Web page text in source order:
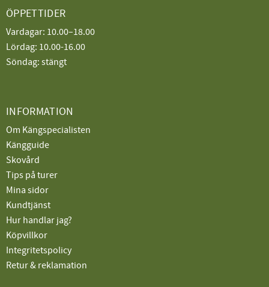
ÖPPETTIDER
Vardagar: 10.00–18.00
Lördag: 10.00-16.00
Söndag: stängt
INFORMATION
Om Kängspecialisten
Kängguide
Skovård
Tips på turer
Mina sidor
Kundtjänst
Hur handlar jag?
Köpvillkor
Integritetspolicy
Retur & reklamation